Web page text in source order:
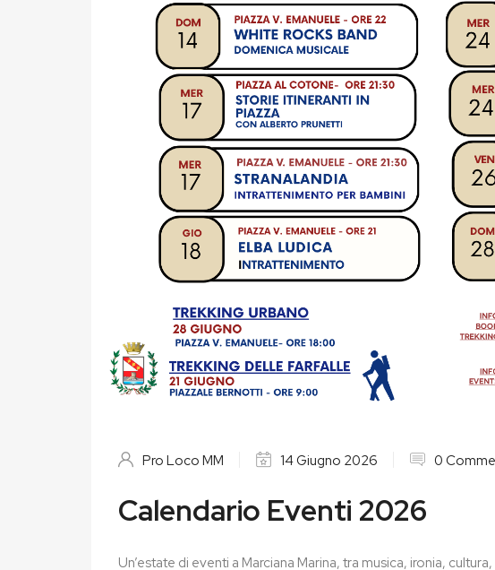
Pro Loco MM 14 Giugno 2026 0
Calendario Eventi 2026
Un’estate di eventi a Marciana Marina, tra musica, ironia,